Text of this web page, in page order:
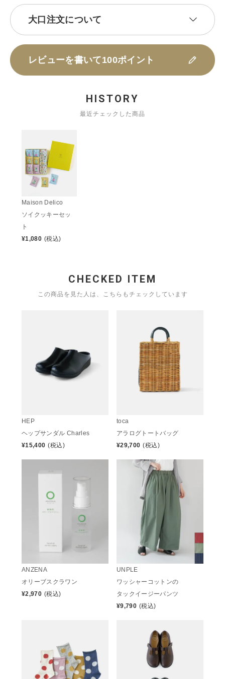
大口注文について
レビューを書いて100ポイント
HISTORY
最近チェックした商品
Maison Delico
ソイクッキーセッ
ト
¥1,080 (税込)
CHECKED ITEM
この商品を見た人は、こちらもチェックしています
HEP
ヘップサンダル Charles
¥15,400 (税込)
toca
アラログトートバッグ
¥29,700 (税込)
ANZENA
オリーブスクラワン
¥2,970 (税込)
UNPLE
ワッシャーコットンの
タックイージーパンツ
¥9,790 (税込)